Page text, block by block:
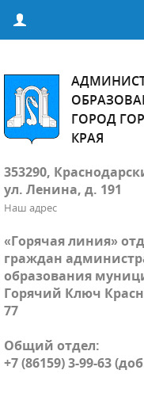
ГОРОД
КРАЯ
353290,
ул. Ленина, д. 191
Наш адрес
«Горячая линия»
граждан
образования
Горячий Ключ
77
Общий отдел:
+7 (86159) 3-99-63